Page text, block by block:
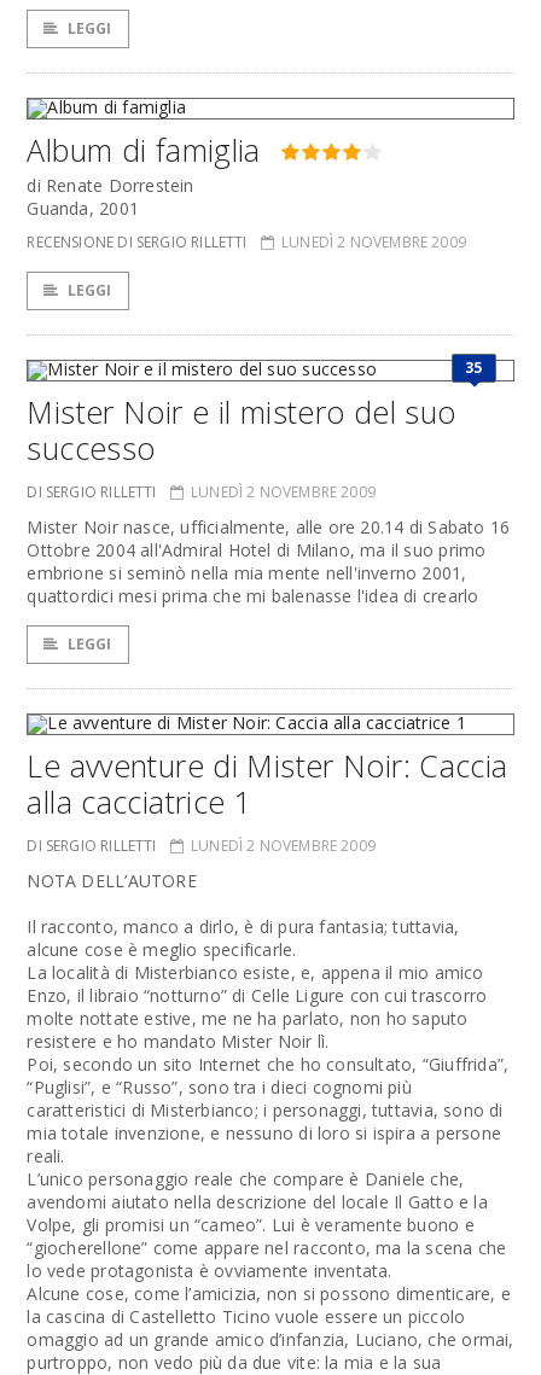
LEGGI
Album di famiglia
di Renate Dorrestein
Guanda, 2001
RECENSIONE DI SERGIO RILLETTI LUNEDÌ 2 NOVEMBRE 2009
LEGGI
35
Mister Noir e il mistero del suo
successo
DI SERGIO RILLETTI LUNEDÌ 2 NOVEMBRE 2009
Mister Noir nasce, ufficialmente, alle ore 20.14 di Sabato 16
Ottobre 2004 all'Admiral Hotel di Milano, ma il suo primo
embrione si seminò nella mia mente nell'inverno 2001,
quattordici mesi prima che mi balenasse l'idea di crearlo
LEGGI
Le avventure di Mister Noir: Caccia
alla cacciatrice 1
DI SERGIO RILLETTI LUNEDÌ 2 NOVEMBRE 2009
NOTA DELL’AUTORE
Il racconto, manco a dirlo, è di pura fantasia; tuttavia,
alcune cose è meglio specificarle.
La località di Misterbianco esiste, e, appena il mio amico
Enzo, il libraio “notturno” di Celle Ligure con cui trascorro
molte nottate estive, me ne ha parlato, non ho saputo
resistere e ho mandato Mister Noir lì.
Poi, secondo un sito Internet che ho consultato, “Giuffrida”,
“Puglisi”, e “Russo”, sono tra i dieci cognomi più
caratteristici di Misterbianco; i personaggi, tuttavia, sono di
mia totale invenzione, e nessuno di loro si ispira a persone
reali.
L’unico personaggio reale che compare è Daniele che,
avendomi aiutato nella descrizione del locale Il Gatto e la
Volpe, gli promisi un “cameo”. Lui è veramente buono e
“giocherellone” come appare nel racconto, ma la scena che
lo vede protagonista è ovviamente inventata.
Alcune cose, come l’amicizia, non si possono dimenticare, e
la cascina di Castelletto Ticino vuole essere un piccolo
omaggio ad un grande amico d’infanzia, Luciano, che ormai,
purtroppo, non vedo più da due vite: la mia e la sua